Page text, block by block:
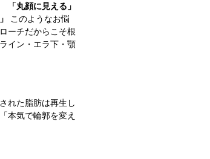
「丸顔に見える」
このようなお悩
ーチだからこそ根
イン・エラ下・顎
れた脂肪は再生し
本気で輪郭を変え